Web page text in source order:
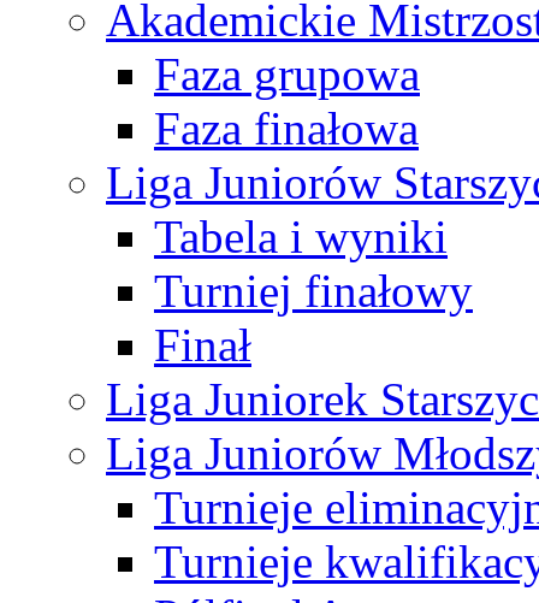
Akademickie
Faza grupowa
Faza finałowa
Liga Juniorów
Tabela i wyniki
Turniej finałowy
Finał
Liga Juniorek
Liga Juniorów
Turnieje
Turnieje